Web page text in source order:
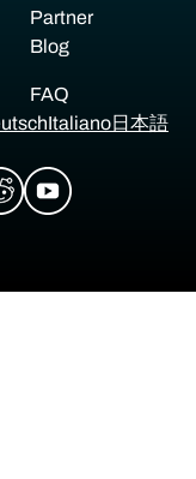
Partner
Blog
FAQ
Italiano日本語